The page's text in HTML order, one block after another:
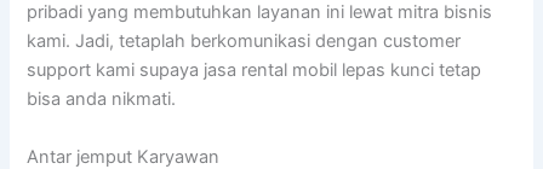
pribadi yang membutuhkan layanan ini lewat mitra bisnis
kami. Jadi, tetaplah berkomunikasi dengan customer
support kami supaya jasa rental mobil lepas kunci tetap
bisa anda nikmati.
Antar jemput Karyawan